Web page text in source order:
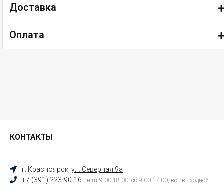
Доставка
Оплата
КОНТАКТЫ
г. Красноярск, ул. Северная 9а
+7 (391) 223-90-16 пн-пт 9:00-18:00, сб 9:00-17:00, вс - выходной